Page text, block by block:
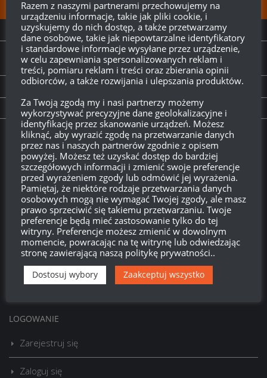
NEXT STORY
Zdobądźcie roczne nagrody 3. sezonu bitew
rankingowych!
PREVIOUS STORY
Mała aktualizacja 18 marca
Twitch.tv - Zurugula
Szukaj:
LOGOWANIE
Zarejestruj się
Zaloguj się
Razem z naszymi partnerami przechowujemy na
urządzeniu informacje, takie jak pliki cookie, i
uzyskujemy do nich dostęp, a także przetwarzamy
dane osobowe, takie jak niepowtarzalne identyfikatory
i standardowe informacje wysyłane przez urządzenie,
w celu zapewniania spersonalizowanych reklam i
treści, pomiaru reklam i treści oraz zbierania opinii
odbiorców, a także rozwijania i ulepszania produktów.
Za Twoją zgodą my i nasi partnerzy możemy
wykorzystywać precyzyjne dane geolokalizacyjne i
identyfikację przez skanowanie urządzeń. Możesz
kliknąć, aby wyrazić zgodę na przetwarzanie danych
przez nas i naszych partnerów zgodnie z opisem
powyżej. Możesz też uzyskać dostęp do bardziej
szczegółowych informacji i zmienić swoje preferencje
przed wyrażeniem zgody lub odmówić jej wyrażenia.
Pamiętaj, że niektóre rodzaje przetwarzania danych
osobowych mogą nie wymagać Twojej zgody, ale masz
prawo sprzeciwić się takiemu przetwarzaniu. Twoje
preferencje będą mieć zastosowanie tylko do tej
witryny. Preferencje możesz zmienić w dowolnym
momencie, powracając na tę witrynę lub odwiedzając
stronę zawierającą naszą politykę prywatności..
Dostosuj wybory Zaakceptuj wszystko